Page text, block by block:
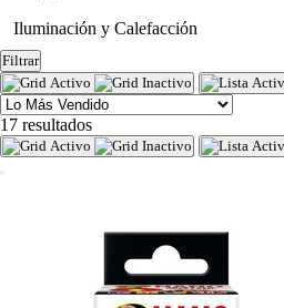
Iluminación y Calefacción
Filtrar
17 resultados